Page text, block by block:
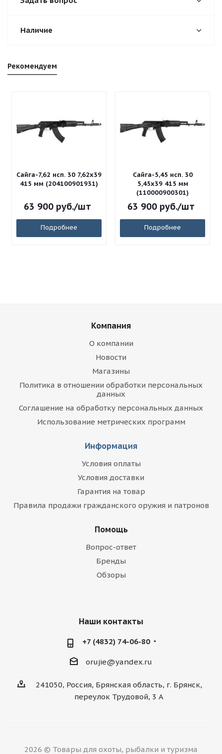
Наличие
Рекомендуем
Сайга-7,62 исп. 30 7,62x39
415 мм (204100901931)
63 900руб./шт
Подробнее
Сайга-5,45 исп. 30
5,45x39 415 мм
(110000900301)
63 900руб./шт
Подробнее
Компания
О компании
Новости
Магазины
Политика в отношении обработки персональных
данных
Соглашение на обработку персональных данных
Использование метрических программ
Информация
Условия оплаты
Условия доставки
Гарантия на товар
Правила продажи гражданского оружия и патронов
Помощь
Вопрос-ответ
Бренды
Обзоры
Наши контакты
+7 (4832) 74-06-80
orujie@yandex.ru
241050, Россия, Брянская область, г. Брянск,
переулок Трудовой, 3 А
2026 © Товары для охоты, рыбалки и туризма